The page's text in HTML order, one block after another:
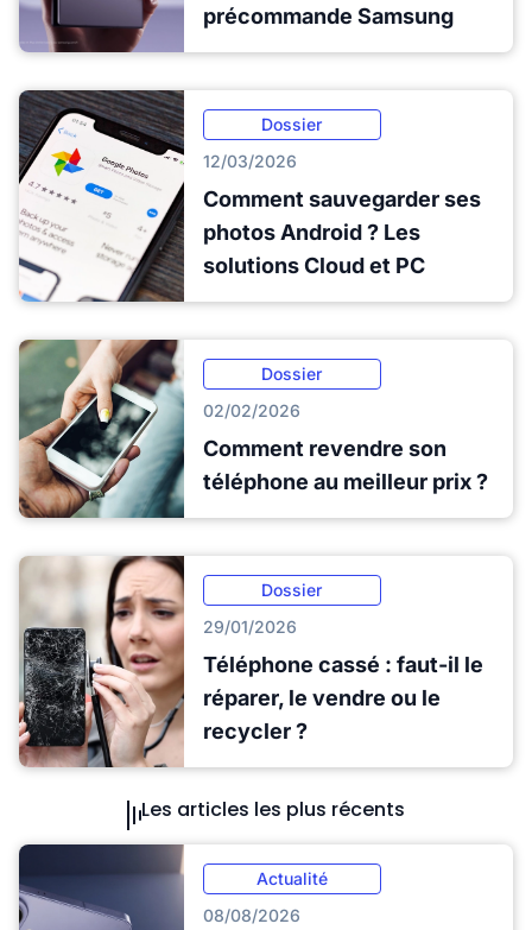
précommande Samsung
Dossier
12/03/2026
Comment sauvegarder ses
photos Android ? Les
solutions Cloud et PC
Dossier
02/02/2026
Comment revendre son
téléphone au meilleur prix ?
Dossier
29/01/2026
Téléphone cassé : faut-il le
réparer, le vendre ou le
recycler ?
Les articles les plus récents
Actualité
08/08/2026